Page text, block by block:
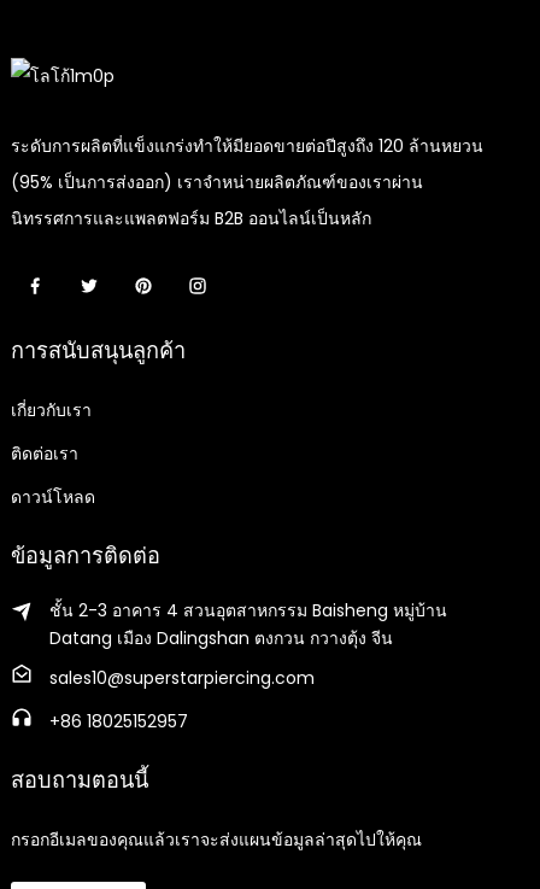
ระดับการผลิตที่แข็งแกร่งทำให้มียอดขายต่อปีสูงถึง 120 ล้านหยวน
(95% เป็นการส่งออก) เราจำหน่ายผลิตภัณฑ์ของเราผ่าน
นิทรรศการและแพลตฟอร์ม B2B ออนไลน์เป็นหลัก
การสนับสนุนลูกค้า
เกี่ยวกับเรา
ติดต่อเรา
ดาวน์โหลด
ข้อมูลการติดต่อ
ชั้น 2-3 อาคาร 4 สวนอุตสาหกรรม Baisheng หมู่บ้าน
Datang เมือง Dalingshan ตงกวน กวางตุ้ง จีน
sales10@superstarpiercing.com
+86 18025152957
สอบถามตอนนี้
กรอกอีเมลของคุณแล้วเราจะส่งแผนข้อมูลล่าสุดไปให้คุณ